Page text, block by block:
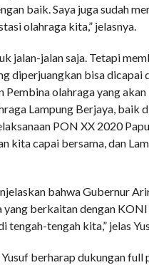
baik. Saya juga sudah
olahraga kita,” jelasnya.
jalan-jalan saja. Tetapi
diperjuangkan bisa dicapai
Pembina olahraga yang
Lampung Berjaya, baik
PON XX 2020
kita capai bersama, dan
bahwa Gubernur
yang berkaitan dengan
tengah-tengah kita,” jelas
berharap dukungan full